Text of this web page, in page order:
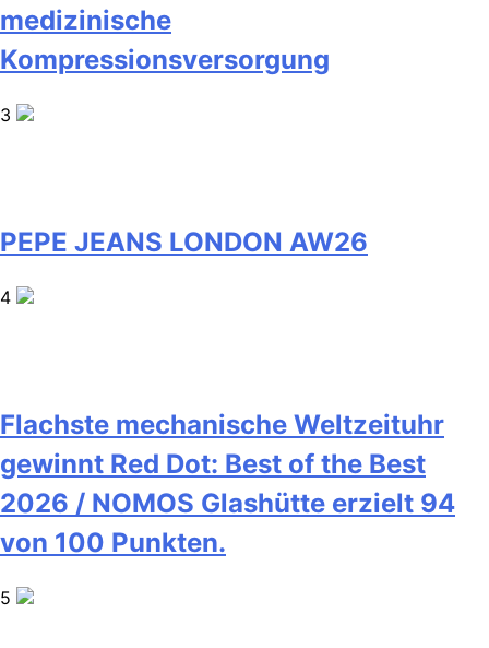
medizinische
Kompressionsversorgung
3
PEPE JEANS LONDON AW26
4
Flachste mechanische Weltzeituhr
gewinnt Red Dot: Best of the Best
2026 / NOMOS Glashütte erzielt 94
von 100 Punkten.
5